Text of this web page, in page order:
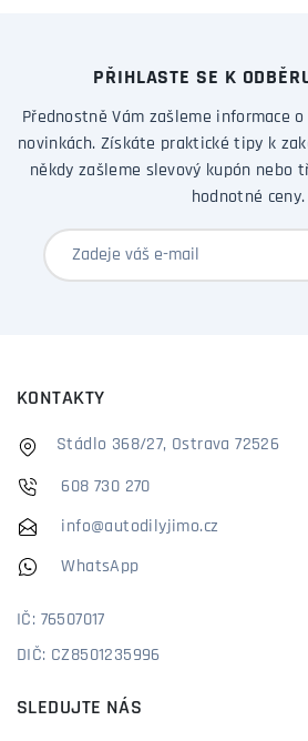
PŘIHLASTE SE K
Přednostně Vám zašleme informace
novinkách. Získáte praktické tipy k
někdy zašleme slevový kupón nebo
hodnotné ceny.
KONTAKTY
Stádlo 368/27, Ostrava 72526
608 730 270
info@autodilyjimo.cz
WhatsApp
IČ: 76507017
DIČ: CZ8501235996
SLEDUJTE NÁS